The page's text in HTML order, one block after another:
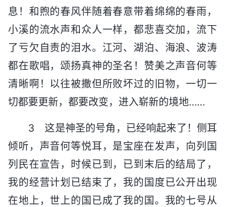
息！和煦的春风伴随着春意带着绵绵的春雨，
小溪的流水声和众人一样，都悲喜交加，流下
了亏欠自责的泪水。江河、湖泊、海浪、波涛
都在歌唱，颂扬真神的圣名！赞美之声音何等
清晰啊！以往被撒但所败坏过的旧物，一切一
切都要更新，都要改变，进入崭新的境地……
3 这是神圣的号角，已经响起来了！侧耳
倾听，声音何等悦耳，是宝座在发声，向列国
列民在宣告，时候已到，已到末后的结局了，
我的经营计划已结束了，我的国度已公开出现
在地上，世上的国已成了我的国。我的七号从